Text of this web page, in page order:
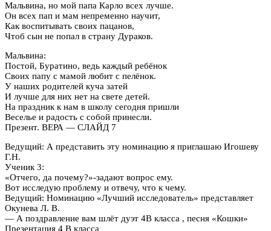
Мальвина, но мой папа Карло всех лучше.
Он всех пап и мам непременно научит,
Как воспитывать своих пацанов,
Чтоб сын не попал в страну Дураков.
Мальвина:
Постой, Буратино, ведь каждый ребёнок
Своих папу с мамой любит с пелёнок.
У наших родителей куча затей
И лучше для них нет на свете детей.
На праздник к нам в школу сегодня пришли
Веселье и радость с собой принесли.
Презент. ВЕРА — СЛАЙД 7
Ведущий: А представить эту номинацию я приглашаю Игошеву
Г.Н.
Ученик 3:
«Отчего, да почему?»-задают вопрос ему.
Вот исследую проблему и отвечу, что к чему.
Ведущий: Номинацию «Лучший исследователь» представляет
Окунева Л. В.
— А поздравление вам шлёт дуэт 4В класса , песня «Кошки»
Презентация 4 В класса